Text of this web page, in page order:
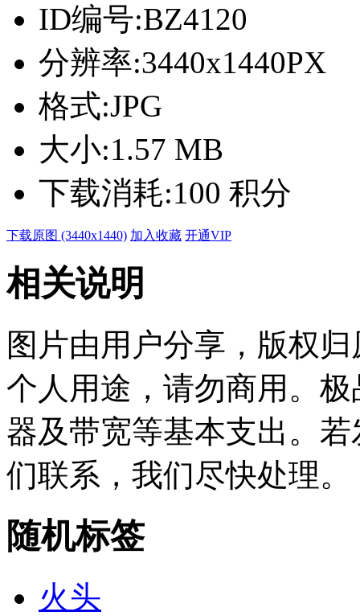
ID编号:BZ4120
分辨率:3440x1440PX
格式:JPG
大小:1.57 MB
下载消耗:100 积分
下载原图 (3440x1440) 加入收藏 开通VIP
相关说明
图片由用户分享，版权
个人用途，请勿商用。
器及带宽等基本支出。
们联系，我们尽快处理。
随机标签
火头